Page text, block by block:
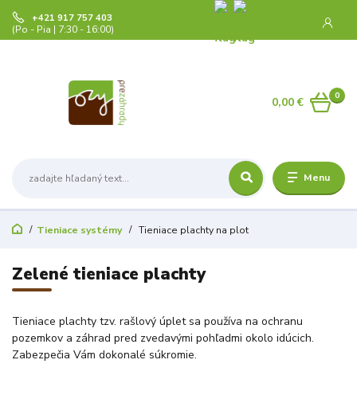
Menu
+421 917 757 403
(Po - Pia | 7:30 - 16:00)
0
0,00 €
Tieniace systémy Tieniace plachty na plot
Zelené tieniace plachty
Tieniace plachty tzv. rašlový úplet sa používa na ochranu
pozemkov a záhrad pred zvedavými pohľadmi okolo idúcich.
Zabezpečia Vám dokonalé súkromie.